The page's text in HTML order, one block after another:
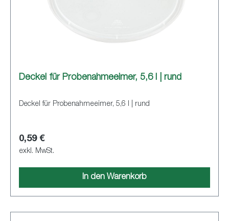
Deckel für Probenahmeeimer, 5,6 l | rund
Deckel für Probenahmeeimer, 5,6 l | rund
0,59 €
exkl. MwSt.
In den Warenkorb